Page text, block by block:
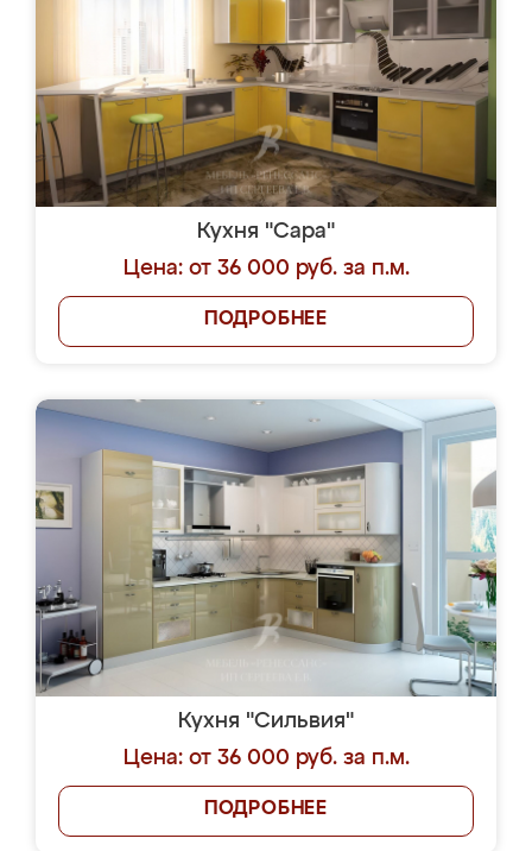
Кухня "Сара"
Цена: от 36 000 руб. за п.м.
ПОДРОБНЕЕ
Кухня "Сильвия"
Цена: от 36 000 руб. за п.м.
ПОДРОБНЕЕ